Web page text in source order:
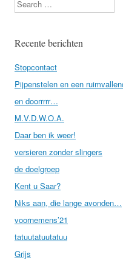
Recente berichten
Stopcontact
Pijpenstelen en een
en doorrrrr…
M.V.D.W.O.A.
Daar ben ik weer!
versieren zonder slingers
de doelgroep
Kent u Saar?
Niks aan, die lange avonden…
voornemens’21
tatuutatuutatuu
Grijs